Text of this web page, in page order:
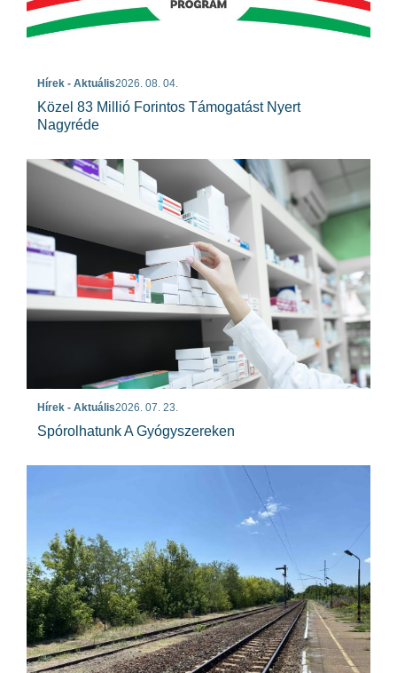
Hírek - Aktuális2026. 08. 04.
Közel 83 Millió Forintos Támogatást Nyert
Nagyréde
Hírek - Aktuális2026. 07. 23.
Spórolhatunk A Gyógyszereken